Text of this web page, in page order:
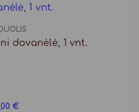
dovanėlė, 1 vnt.
€